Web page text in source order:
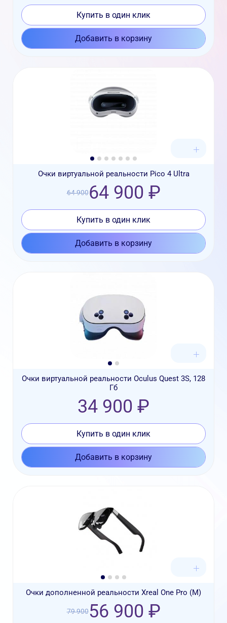
Купить в один клик
Добавить в корзину
Очки виртуальной реальности Pico 4 Ultra
64 90064 900 ₽
Купить в один клик
Добавить в корзину
Очки виртуальной реальности Oculus Quest 3S, 128
Гб
34 900 ₽
Купить в один клик
Добавить в корзину
Очки дополненной реальности Xreal One Pro (М)
79 90056 900 ₽